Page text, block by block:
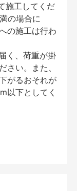
施工してくだ
の場合に
の施工は行わ
く、荷重が掛
さい。また、
がるおそれが
以下としてく